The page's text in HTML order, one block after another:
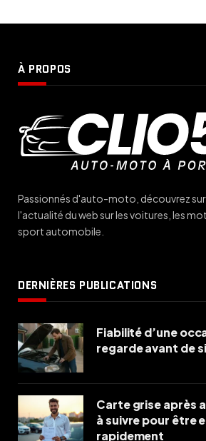
À PROPOS
Passionnés d'auto-moto, découvrez
l'actualité du web sur les voitures, les
sport automobile.
DERNIÈRES PUBLICATIONS
Fiabilité d’une
regarde avant de
Carte grise après
à suivre pour être
rapidement